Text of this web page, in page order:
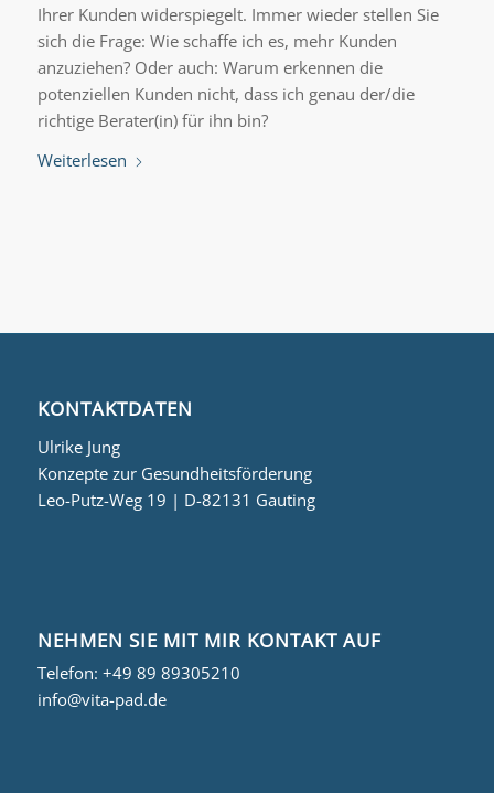
Ihrer Kunden widerspiegelt. Immer wieder stellen Sie
sich die Frage: Wie schaffe ich es, mehr Kunden
anzuziehen? Oder auch: Warum erkennen die
potenziellen Kunden nicht, dass ich genau der/die
richtige Berater(in) für ihn bin?
Weiterlesen
KONTAKTDATEN
Ulrike Jung
Konzepte zur Gesundheitsförderung
Leo-Putz-Weg 19 | D-82131 Gauting
NEHMEN SIE MIT MIR KONTAKT AUF
Telefon: +49 89 89305210
info@vita-pad.de